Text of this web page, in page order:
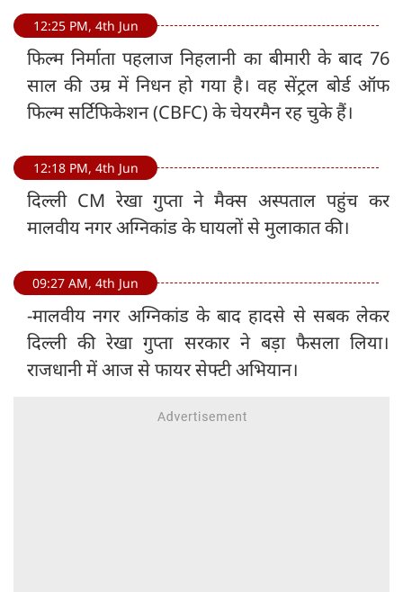
12:25 PM, 4th Jun
फिल्म निर्माता पहलाज निहलानी का बीमारी के बाद 76
साल की उम्र में निधन हो गया है। वह सेंट्रल बोर्ड ऑफ
फिल्म सर्टिफिकेशन (CBFC) के चेयरमैन रह चुके हैं।
12:18 PM, 4th Jun
दिल्ली CM रेखा गुप्ता ने मैक्स अस्पताल पहुंच कर
मालवीय नगर अग्निकांड के घायलों से मुलाकात की।
09:27 AM, 4th Jun
-मालवीय नगर अग्निकांड के बाद हादसे से सबक लेकर
दिल्ली की रेखा गुप्ता सरकार ने बड़ा फैसला लिया।
राजधानी में आज से फायर सेफ्टी अभियान।